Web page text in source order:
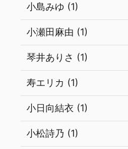
小島みゆ (1)
小瀬田麻由 (1)
琴井ありさ (1)
寿エリカ (1)
小日向結衣 (1)
小松詩乃 (1)